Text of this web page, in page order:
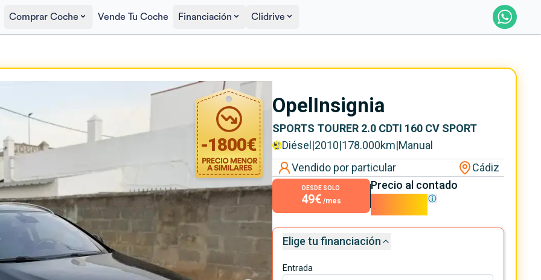
Comprar Coche Vende Tu Coche Financiación Clidrive
-1800€
4.400€
OpelInsignia
SPORTS TOURER 2.0 CDTI 160 CV SPORT
Diésel|2010|178.000km|Manual
Vendido por particular
Cádiz
DESDE SOLO
49€ /mes
Precio al contado
4.400€
Elige tu financiación
Entrada